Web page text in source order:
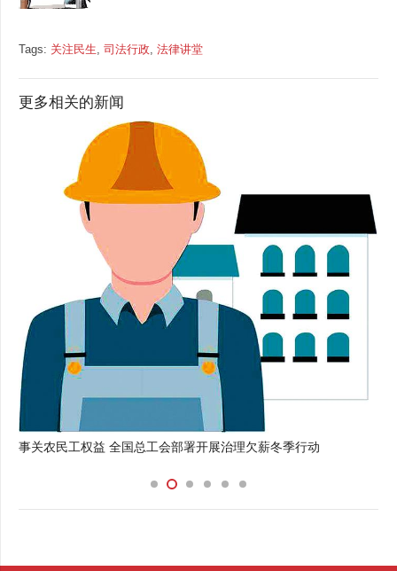
Tags: 关注民生, 司法行政, 法律讲堂
更多相关的新闻
事关农民工权益 全国总工会部署开展治理欠薪冬季行动